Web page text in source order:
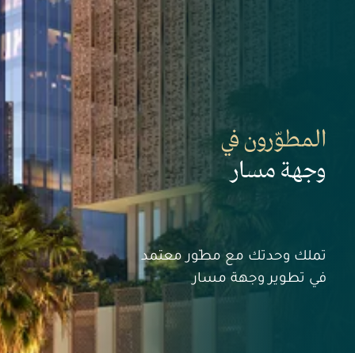
المطوّرونفي
وجهةمسار
تملك وحدتك مع مطّور معتمد
في تطوير وجهة مسار